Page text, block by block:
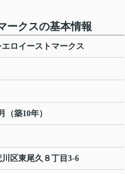
ークスの基本情報
エロイーストマークス
（築10年）
川区東尾久 ８丁目3-6